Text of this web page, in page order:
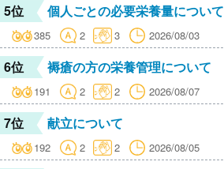
5位 個人ごとの必要栄養量について
385 2 3 2026/08/03
6位 褥瘡の方の栄養管理について
191 2 2 2026/08/07
7位 献立について
192 2 2 2026/08/05